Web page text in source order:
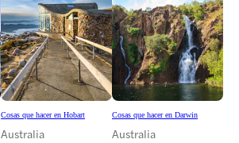
Cosas que hacer en Hobart
Australia
Cosas que hacer en Darwin
Australia